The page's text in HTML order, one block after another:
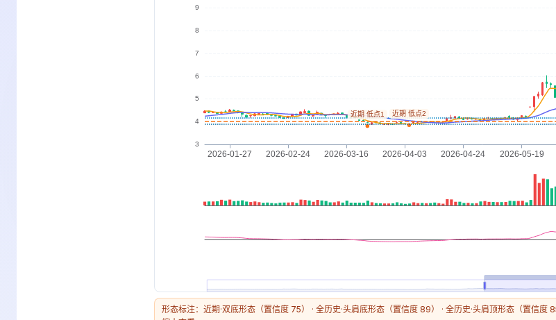
形态标注：近期·双底形态（置信度 75） · 全历史·头肩底形态（置信度 89） · 全历史·头肩顶形态（置信